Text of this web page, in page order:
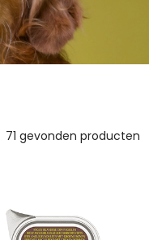
71 gevonden producten